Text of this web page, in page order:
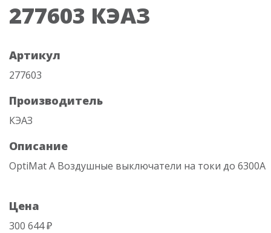
277603 КЭАЗ
Артикул
277603
Производитель
КЭАЗ
Описание
OptiMat A Воздушные выключатели на токи до 6300А
Цена
300 644 ₽